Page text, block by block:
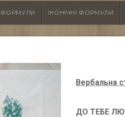
ФОРМУЛИ ІКОНІЧНІ ФОРМУЛИ
Вербальна
ДО ТЕБЕ